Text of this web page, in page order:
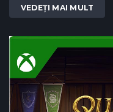
VEDEȚI MAI MULT